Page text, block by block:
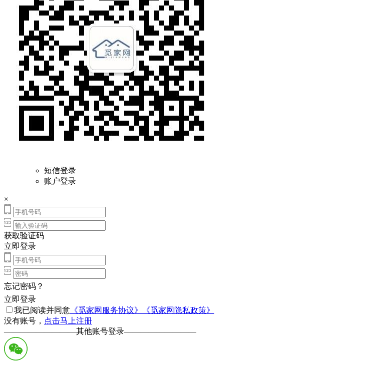
短信登录
账户登录
×
获取验证码
立即登录
忘记密码？
立即登录
我已阅读并同意 《觅家网服务协议》
《觅家网隐私政策》
没有账号， 点击马上注册
—————————其他账号登录—————————